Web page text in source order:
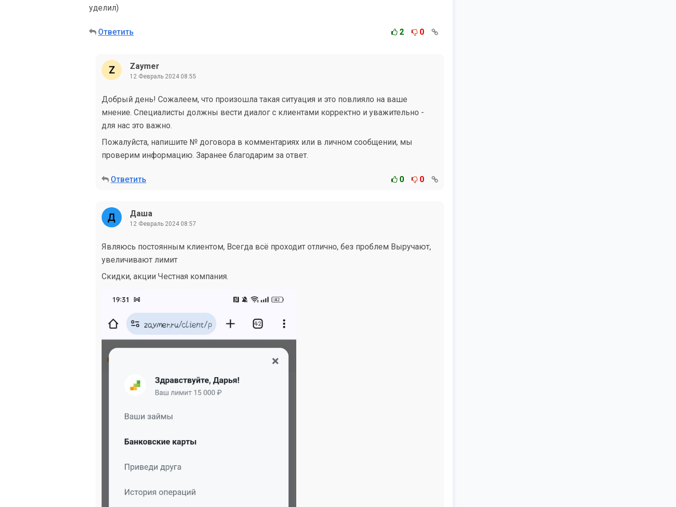
уделил)
Ответить 2 0
Zaymer
12 Февраль 2024 08:55
Добрый день! Сожалеем, что произошла такая ситуация и это повлияло на ваше
мнение. Специалисты должны вести диалог с клиентами корректно и уважительно -
для нас это важно.
Пожалуйста, напишите № договора в комментариях или в личном сообщении, мы
проверим информацию. Заранее благодарим за ответ.
Ответить 0 0
Даша
12 Февраль 2024 08:57
Являюсь постоянным клиентом, Всегда всё проходит отлично, без проблем Выручают,
увеличивают лимит
Скидки, акции Честная компания.